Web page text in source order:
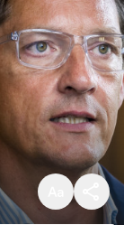
Klein
Standaard
Groot